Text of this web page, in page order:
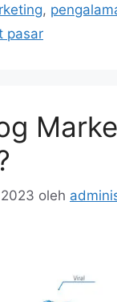
,
pasar
oleh